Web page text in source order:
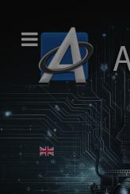
Wybierz swój język